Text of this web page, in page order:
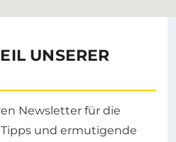
UNSERER
Newsletter für die
und ermutigende